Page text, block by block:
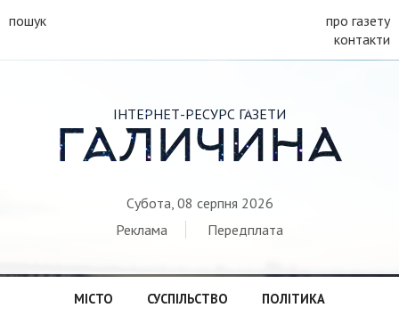
пошук
про газету
контакти
ІНТЕРНЕТ-РЕСУРС ГАЗЕТИ
ГАЛИЧИНА
Субота, 08 серпня 2026
Реклама
Передплата
МІСТО СУСПІЛЬСТВО
ПОЛІТИКА